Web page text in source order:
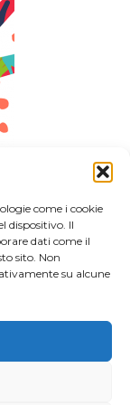
come i cookie
dispositivo. Il
dati come il
sito. Non
su alcune